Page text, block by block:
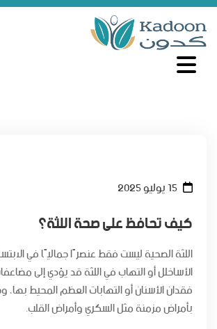
كيف تحافظ على صحة اللثة؟
اللثة الصحية ليست فقط عنصرًا جماليًا في
الأساخلل أو التهاب في اللثة قد يؤدي إلى
فقدان الأسنان أو التهابات العظم المحيط بها،
بأمراض مزمنة مثل السكري وأمراض القلب.